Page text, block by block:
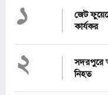
১
জেট
কার্যকর
২
সদরপুরে
নিহত